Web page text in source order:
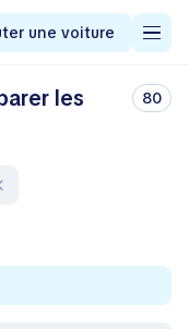
une voiture
les
80